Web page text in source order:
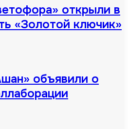
открыли в
«Золотой ключик»
объявили о